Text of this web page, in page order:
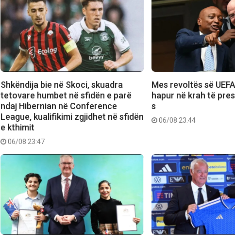
Shkëndija bie në Skoci, skuadra
tetovare humbet në sfidën e parë
ndaj Hibernian në Conference
League, kualifikimi zgjidhet në sfidën
e kthimit
06/08 23:47
Mes revoltës së
hapur në krah të
s
06/08 23:44